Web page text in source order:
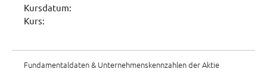
Kursdatum:
Kurs:
Fundamentaldaten & Unternehmenskennzahlen der Aktie